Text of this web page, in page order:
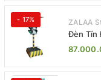
- 17% ZALAA
Đèn Tín
Trời